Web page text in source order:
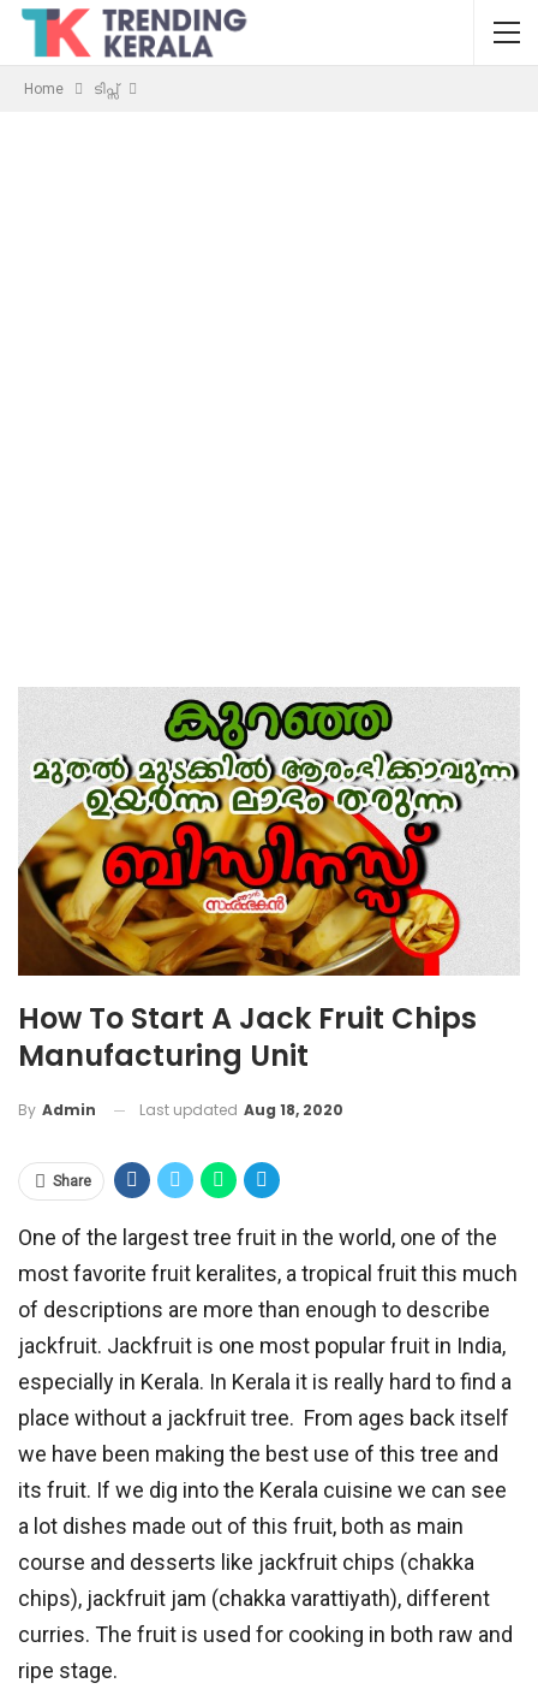
Home ടിപ്സ്
How To Start A Jack Fruit Chips
Manufacturing Unit
By Admin Last updated Aug 18, 2020
Share
One of the largest tree fruit in the world, one of the
most favorite fruit keralites, a tropical fruit this much
of descriptions are more than enough to describe
jackfruit. Jackfruit is one most popular fruit in India,
especially in Kerala. In Kerala it is really hard to find a
place without a jackfruit tree. From ages back itself
we have been making the best use of this tree and
its fruit. If we dig into the Kerala cuisine we can see
a lot dishes made out of this fruit, both as main
course and desserts like jackfruit chips (chakka
chips), jackfruit jam (chakka varattiyath), different
curries. The fruit is used for cooking in both raw and
ripe stage.